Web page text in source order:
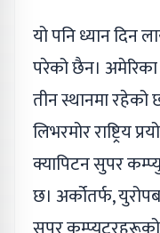
यो पनि ध्यान दिन
परेको छैन।
तीन स्थानमा रहेको
लिभरमोर राष्ट्रिय
क्यापिटन सुपर
छ। अर्कोतर्फ,